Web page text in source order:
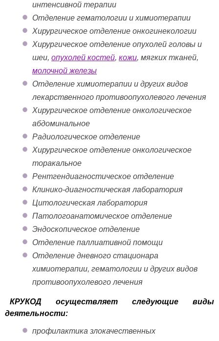
интенсивной терапии
Отделение гематологии и химиотерапии
Хирургическое отделение онкогинекологии
Хирургическое отделение опухолей головы и
шеи, опухолей костей, кожи, мягких тканей,
молочной железы
Отделение химиотерапии и других видов
лекарственного противоопухолевого лечения
Хирургическое отделение онкологическое
абдоминальное
Радиологическое отделение
Хирургическое отделение онкологическое
торакальное
Рентгендиагностическое отделение
Клинико-диагностическая лаборатория
Цитологическая лаборатория
Патологоанатомическое отделение
Эндоскопическое отделение
Отделение паллиативной помощи
Отделение дневного стационара
химиотерапии, гематологии и других видов
противоопухолевого лечения
КРУКОД осуществляет следующие виды
деятельности:
профилактика злокачественных